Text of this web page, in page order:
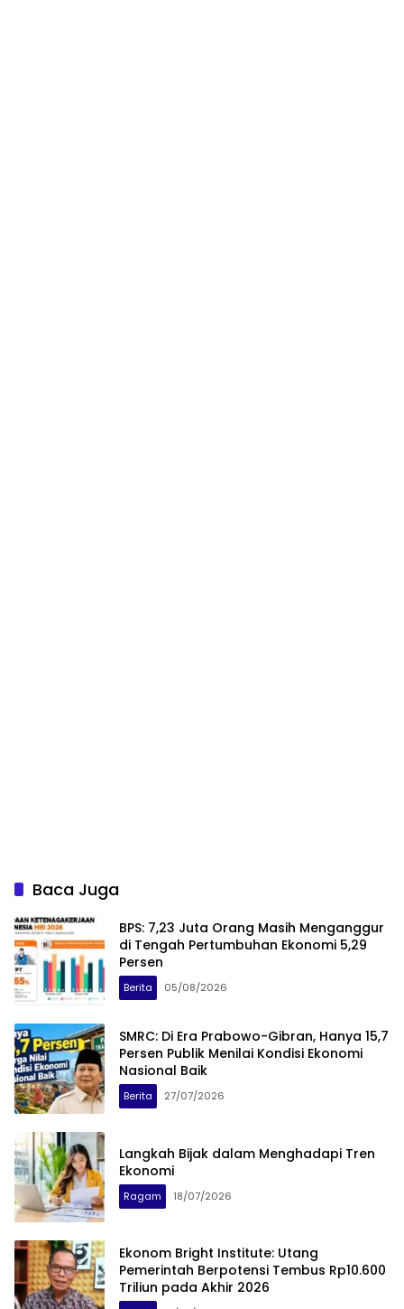
Baca Juga
BPS: 7,23 Juta Orang Masih Menganggur
di Tengah Pertumbuhan Ekonomi 5,29
Persen
Berita 05/08/2026
SMRC: Di Era Prabowo-Gibran, Hanya 15,7
Persen Publik Menilai Kondisi Ekonomi
Nasional Baik
Berita 27/07/2026
Langkah Bijak dalam Menghadapi Tren
Ekonomi
Ragam 18/07/2026
Ekonom Bright Institute: Utang
Pemerintah Berpotensi Tembus Rp10.600
Triliun pada Akhir 2026